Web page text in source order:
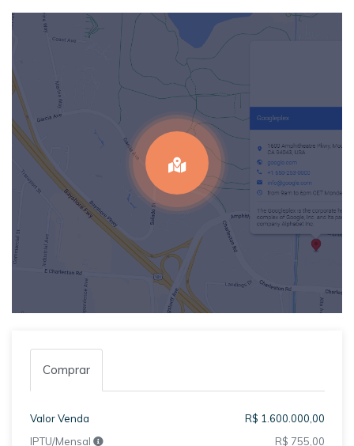
Comprar
Valor Venda
R$ 1.600.000,00
IPTU/Mensal
R$ 755,00